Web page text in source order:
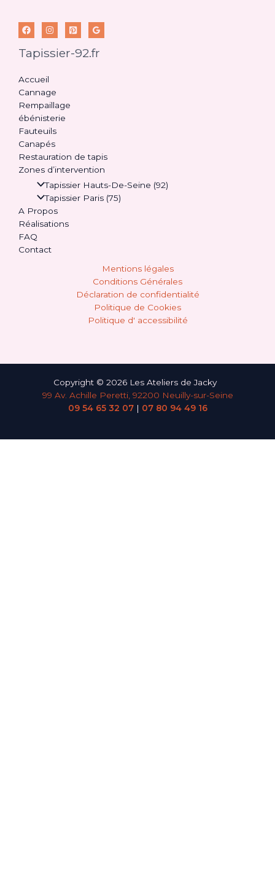
Tapissier-92.fr
Accueil
Cannage
Rempaillage
ébénisterie
Fauteuils
Canapés
Restauration de tapis
Zones d’intervention
Tapissier Hauts-De-Seine (92)
Tapissier Paris (75)
A Propos
Réalisations
FAQ
Contact
Mentions légales
Conditions Générales
Déclaration de confidentialité
Politique de Cookies
Politique d' accessibilité
Copyright © 2026 Les Ateliers de Jacky
99 Av. Achille Peretti, 92200 Neuilly-sur-Seine
09 54 65 32 07 | 07 80 94 49 16